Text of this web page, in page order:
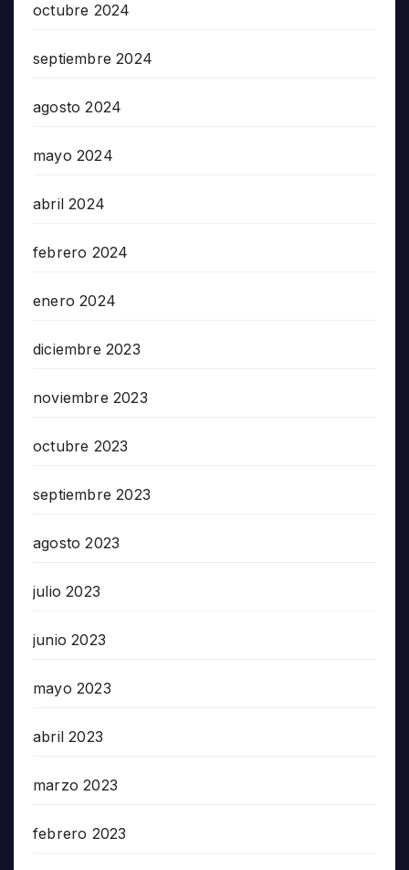
octubre 2024
septiembre 2024
agosto 2024
mayo 2024
abril 2024
febrero 2024
enero 2024
diciembre 2023
noviembre 2023
octubre 2023
septiembre 2023
agosto 2023
julio 2023
junio 2023
mayo 2023
abril 2023
marzo 2023
febrero 2023